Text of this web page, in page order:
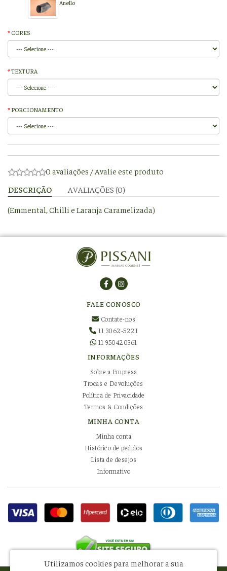
Anello
CORES
TEXTURA
PORCIONAMENTO
0 avaliações /Avalie este produto
DESCRIÇÃO
AVALIAÇÕES (0)
(Emmental, Chilli e Laranja Caramelizada)
FALE CONOSCO
Contate-nos
11 3062-5221
11 950420361
INFORMAÇÕES
Sobre a Empresa
Trocas e Devoluções
Política de Privacidade
Termos & Condições
MINHA CONTA
Minha conta
Histórico de pedidos
Lista de desejos
Informativo
Utilizamos cookies para melhorar a sua